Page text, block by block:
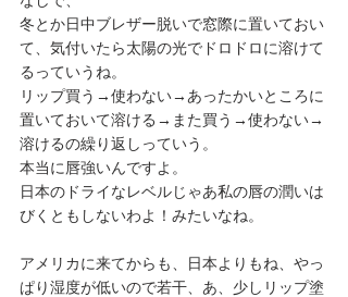
冬とか日中ブレザー脱いで窓際に置いておい
て、気付いたら太陽の光でドロドロに溶けて
るっていうね。
リップ買う→使わない→あったかいところに
置いておいて溶ける→また買う→使わない→
溶けるの繰り返しっていう。
本当に唇強いんですよ。
日本のドライなレベルじゃあ私の唇の潤いは
びくともしないわよ！みたいなね。
アメリカに来てからも、日本よりもね、やっ
ぱり湿度が低いので若干、あ、少しリップ塗